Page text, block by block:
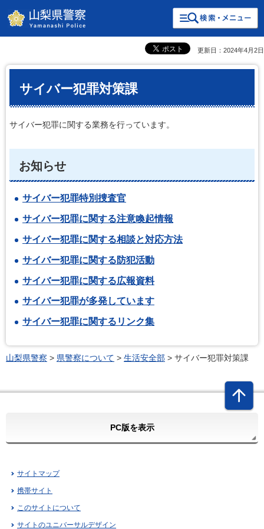
山梨県警察 検索・共通メニュー
更新日：2024年4月2日
サイバー犯罪対策課
サイバー犯罪に関する業務を行っています。
お知らせ
サイバー犯罪特別捜査官
サイバー犯罪に関する注意喚起情報
サイバー犯罪に関する相談と対応方法
サイバー犯罪に関する防犯活動
サイバー犯罪に関する広報資料
サイバー犯罪が多発しています
サイバー犯罪に関するリンク集
山梨県警察 > 県警察について > 生活安全部 > サイバー犯罪対策課
PC版を表示
サイトマップ
携帯サイト
このサイトについて
サイトのユニバーサルデザイン